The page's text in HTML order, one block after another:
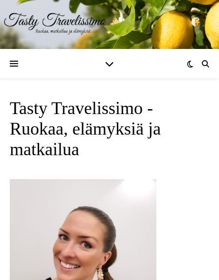
Tasty Travelissimo -
Ruokaa, elämyksiä ja
matkailua